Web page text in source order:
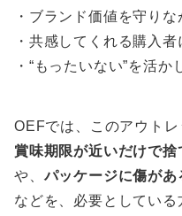
・ブランド価値を守り
・共感してくれる購入
・“もったいない”を活
OEFでは、このアウトレ
賞味期限が近いだけで
や、パッケージに傷が
などを、必要としてい